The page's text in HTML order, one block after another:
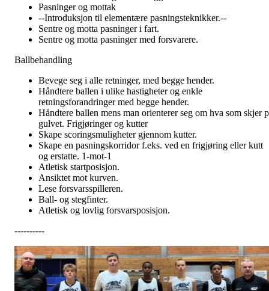
Pasninger og mottak
--Introduksjon til elementære pasningsteknikker.--
Sentre og motta pasninger i fart.
Sentre og motta pasninger med forsvarere.
Ballbehandling
Bevege seg i alle retninger, med begge hender.
Håndtere ballen i ulike hastigheter og enkle
retningsforandringer med begge hender.
Håndtere ballen mens man orienterer seg om hva som skjer
gulvet. Frigjøringer og kutter
Skape scoringsmuligheter gjennom kutter.
Skape en pasningskorridor f.eks. ved en frigjøring eller kutt
og erstatte. 1-mot-1
Atletisk startposisjon.
Ansiktet mot kurven.
Lese forsvarsspilleren.
Ball- og stegfinter.
Atletisk og lovlig forsvarsposisjon.
----------